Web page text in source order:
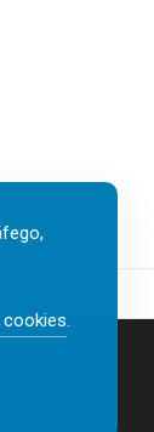
cookies.